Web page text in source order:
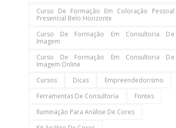
Curso De Formação Em Coloração Pessoal
Presencial Belo Horizonte
Curso De Formação Em Consultoria De
Imagem
Curso De Formação Em Consultoria De
Imagem Online
Cursos
Dicas
Empreendedorismo
Ferramentas De Consultoria
Fontes
Iluminação Para Análise De Cores